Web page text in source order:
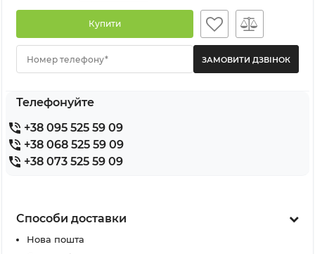
Купити
Номер телефону*
Телефонуйте
+38 095 525 59 09
+38 068 525 59 09
+38 073 525 59 09
Способи доставки
Нова пошта